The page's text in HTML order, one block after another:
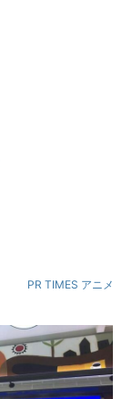
PR TIMES アニメ